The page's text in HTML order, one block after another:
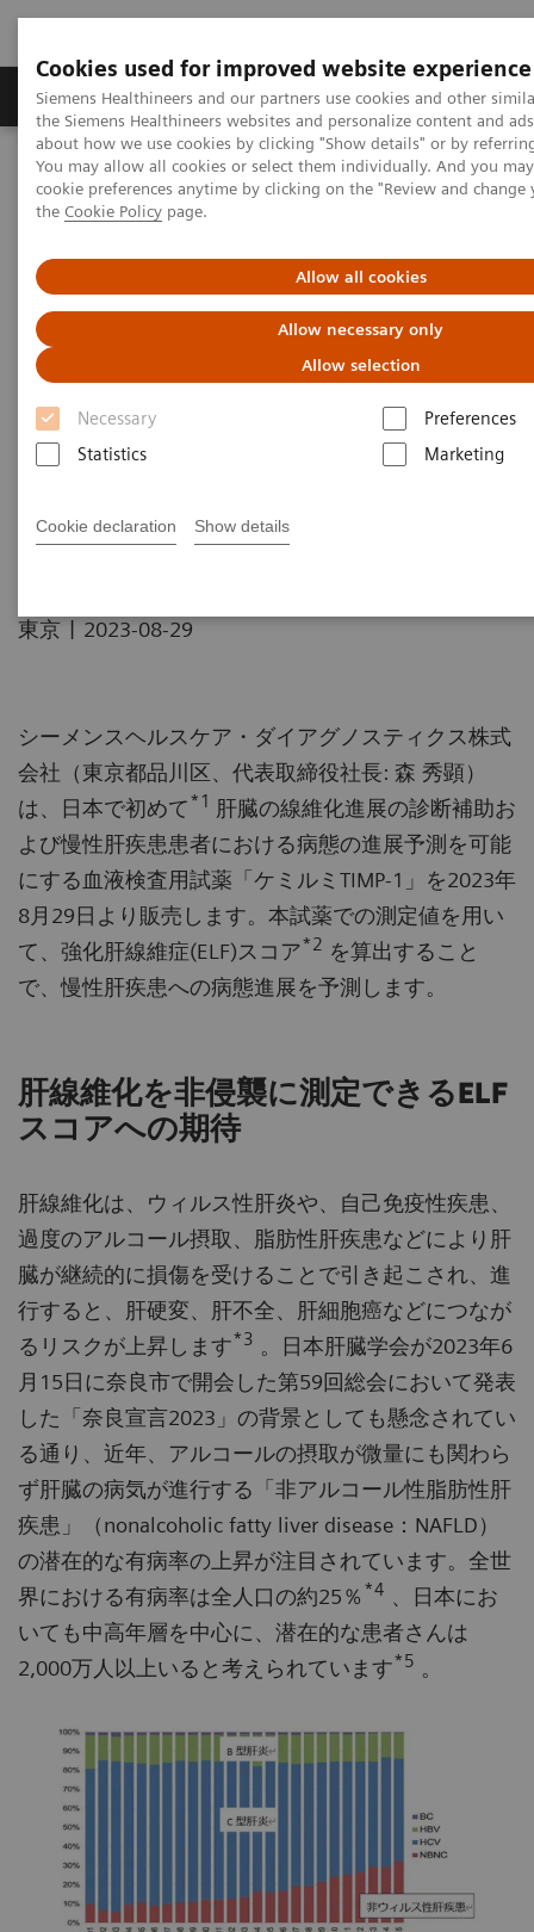
Cookies used for improved website experience
Siemens Healthineers and our partners use cookies and other
the Siemens Healthineers websites and personalize content and
about how we use cookies by clicking "Show details" or by
You may allow all cookies or select them individually. And you
cookie preferences anytime by clicking on the "Review and
the Cookie Policy page.
Allow all cookies
Allow necessary only
Allow selection
Necessary
Preferences
Statistics
Marketing
Cookie declaration Show details
製品＆サービス サポート情報 Insights
ホーム プレスルーム
プレスリリース
肝疾患の進展予測を可能にする血液検査試薬「ケミルミTIMP-1」
を発売
日本で初めて慢性肝疾患患者
の病態進展予測を可能にする
血液検査試薬 「ケミルミ
TIMP-1」を発売
血液検査で非侵襲に測定～
東京 | 2023-08-29
シーメンスヘルスケア・ダイアグノスティクス株式
会社（東京都品川区、代表取締役社長: 森 秀顕）
は、日本で初めて*1 肝臓の線維化進展の診断補助お
よび慢性肝疾患患者における病態の進展予測を可能
にする血液検査用試薬「ケミルミTIMP-1」を2023年
8月29日より販売します。本試薬での測定値を用い
て、強化肝線維症(ELF)スコア*2 を算出すること
で、慢性肝疾患への病態進展を予測します。
肝線維化を非侵襲に測定できるELF
スコアへの期待
肝線維化は、ウィルス性肝炎や、自己免疫性疾患、
過度のアルコール摂取、脂肪性肝疾患などにより肝
臓が継続的に損傷を受けることで引き起こされ、進
行すると、肝硬変、肝不全、肝細胞癌などにつなが
るリスクが上昇します*3 。日本肝臓学会が2023年6
月15日に奈良市で開会した第59回総会において発表
した「奈良宣言2023」の背景としても懸念されてい
る通り、近年、アルコールの摂取が微量にも関わら
ず肝臓の病気が進行する「非アルコール性脂肪性肝
疾患」（nonalcoholic fatty liver disease：NAFLD）
の潜在的な有病率の上昇が注目されています。全世
界における有病率は全人口の約25％ *4 、日本にお
いても中高年層を中心に、潜在的な患者さんは
2,000万人以上いると考えられています*5 。